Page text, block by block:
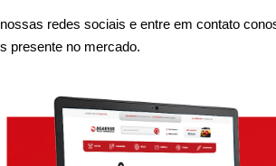
redes sociais e entre em contato
presente no mercado.